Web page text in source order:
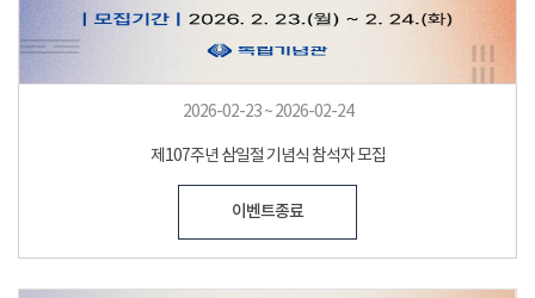
2026-02-23 ~ 2026-02-24
제107주년 삼일절 기념식 참석자 모집
이벤트종료